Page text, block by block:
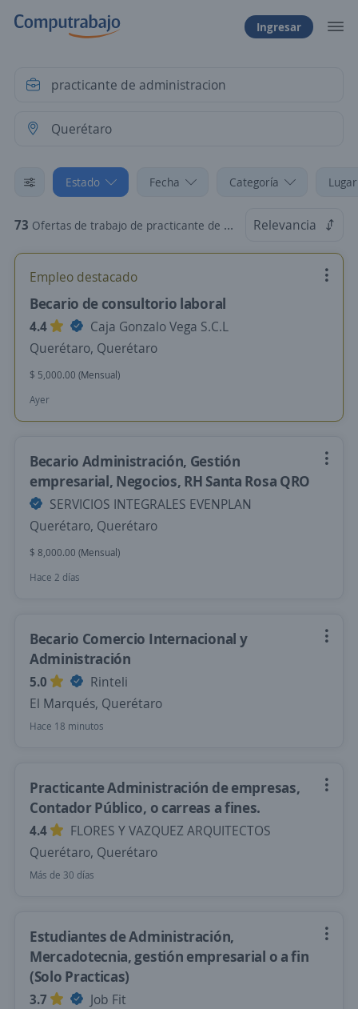
Ingresar
Estado Fecha Categoría
73 Ofertas de trabajo de practicante de administracion en Querétaro Relevancia
Empleo destacado
Becario de consultorio laboral
4.4
Caja Gonzalo Vega S.C.L
Querétaro, Querétaro
$ 5,000.00 (Mensual)
Ayer
Becario Administración, Gestión
empresarial, Negocios, RH Santa Rosa QRO
SERVICIOS INTEGRALES EVENPLAN
Querétaro, Querétaro
$ 8,000.00 (Mensual)
Hace 2 días
Becario Comercio Internacional y
Administración
5.0
Rinteli
El Marqués, Querétaro
Hace 18 minutos
Practicante Administración de empresas,
Contador Público, o carreas a fines.
4.4
FLORES Y VAZQUEZ ARQUITECTOS
Querétaro, Querétaro
Más de 30 días
Estudiantes de Administración,
Mercadotecnia, gestión empresarial o a fin
(Solo Practicas)
3.7
Job Fit